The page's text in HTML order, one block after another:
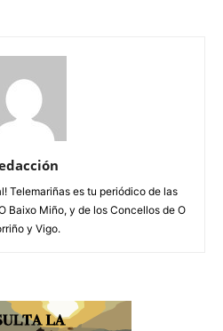
Telemariñas es tu periódico de las
Baixo Miño, y de los Concellos de O
y Vigo.